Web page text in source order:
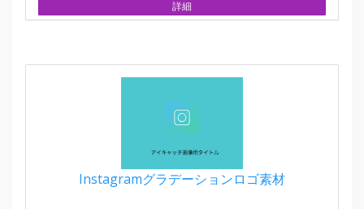
詳細
Instagramグラデーションロゴ素材